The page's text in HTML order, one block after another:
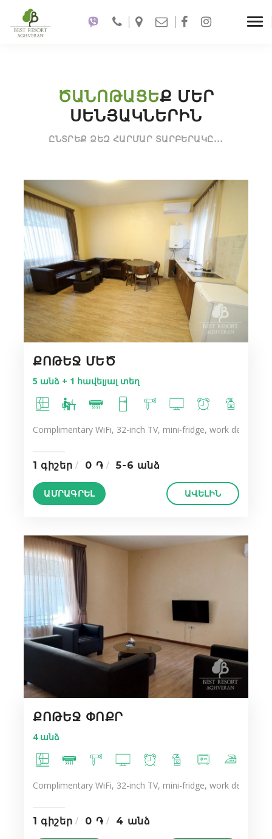
Համարներ և քոթեջներ
ԳԼԽԱՎՈՐ
ԾԱՆՈԹԱՑԵՔ ՄԵՐ
ՍԵՆՅԱԿՆԵՐԻՆ
ԸՆՏՐԵՔ ՁԵԶ ՀԱՐՄԱՐ ՏԱՐԲԵՐԱԿԸ․․․
ՔՈԹԵՋ ՄԵԾ
5 անձ + 1 հավելյալ տեղ
Complimentary WiFi, 32-inch TV, mini-fridge, work desk,
1 գիշեր 0 ֏ 5-6 անձ
ԱՄՐԱԳՐԵԼ ԱՎԵԼԻՆ
ՔՈԹԵՋ ՓՈՔՐ
4 անձ
Complimentary WiFi, 32-inch TV, mini-fridge, work desk,
1 գիշեր 0 ֏ 4 անձ